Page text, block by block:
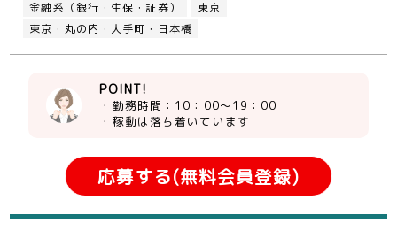
金融系（銀行・生保・証券）
東京
東京・丸の内・大手町・日本橋
POINT!
・勤務時間：10：00～19：00
・稼動は落ち着いています
応募する(無料会員登録)